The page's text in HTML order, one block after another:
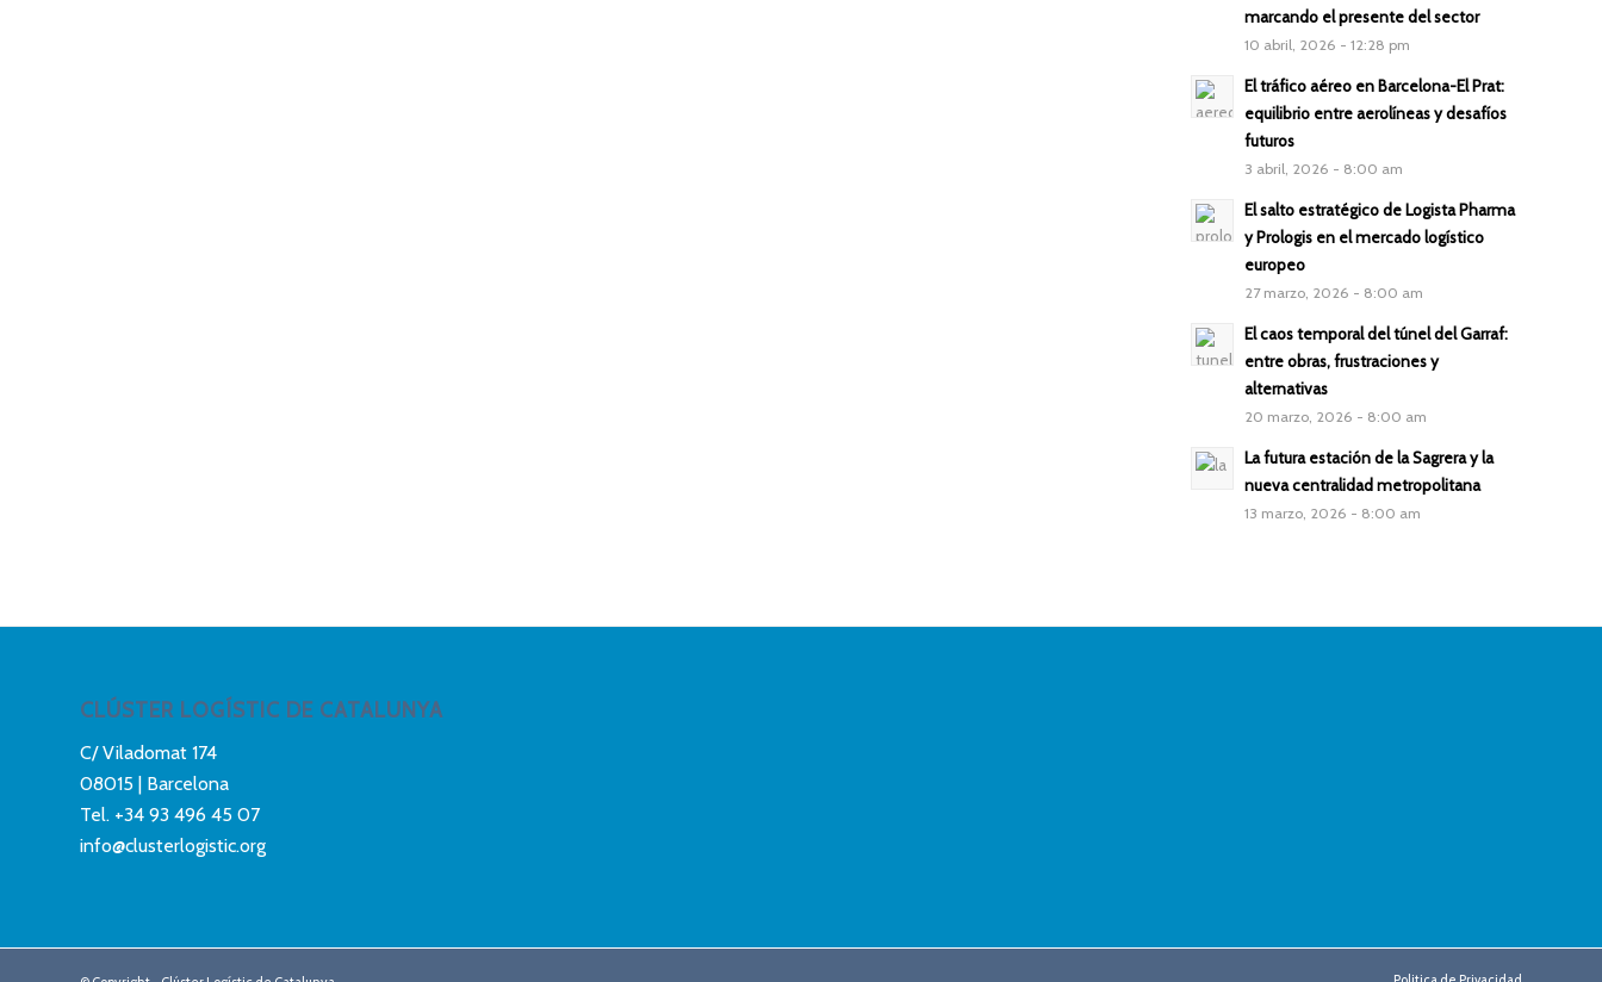
marcando el presente del sector
10 abril, 2026 - 12:28 pm
El tráfico aéreo en Barcelona-El Prat:
equilibrio entre aerolíneas y desafíos
futuros
3 abril, 2026 - 8:00 am
El salto estratégico de Logista Pharma
y Prologis en el mercado logístico
europeo
27 marzo, 2026 - 8:00 am
El caos temporal del túnel del Garraf:
entre obras, frustraciones y
alternativas
20 marzo, 2026 - 8:00 am
La futura estación de la Sagrera y la
nueva centralidad metropolitana
13 marzo, 2026 - 8:00 am
CLÚSTER LOGÍSTIC DE CATALUNYA
C/ Viladomat 174
08015 | Barcelona
Tel. +34 93 496 45 07
info@clusterlogistic.org